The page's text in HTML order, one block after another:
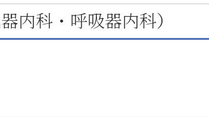
内科・呼吸器内科）